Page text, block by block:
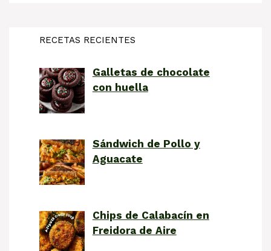
RECETAS RECIENTES
Galletas de chocolate
con huella
Sándwich de Pollo y
Aguacate
Chips de Calabacín en
Freidora de Aire